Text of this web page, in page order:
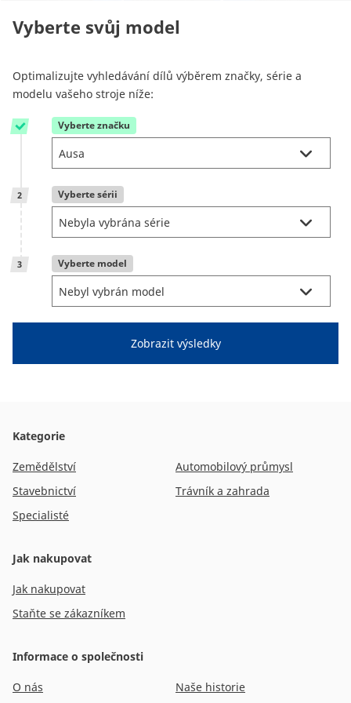
Kontakt
TotalSource
Glassinter
Energic Plus
Vyberte svůj model
Optimalizujte vyhledávání dílů výběrem značky, série a
modelu vašeho stroje níže:
1 Vyberte značku
2 Vyberte sérii
3 Vyberte model
Kategorie
Zemědělství
Automobilový průmysl
Stavebnictví
Trávník a zahrada
Specialisté
Jak nakupovat
Jak nakupovat
Staňte se zákazníkem
Informace o společnosti
O nás Naše historie